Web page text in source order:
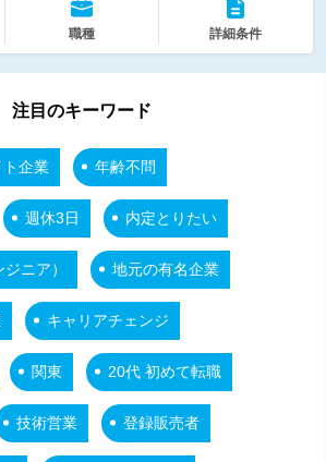
職種 詳細条件
注目のキーワード
ト企業 年齢不問
週休3日 内定とりたい
ニア） 地元の有名企業
キャリアチェンジ
関東 20代 初めて転職
技術営業 登録販売者